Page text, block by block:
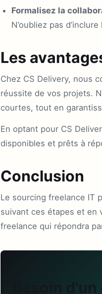
Formalisez la
N’oubliez pas
Les
Chez CS Delivery, nous
réussite de vos projets.
courtes, tout en
En optant pour CS
disponibles et prêts à
Conclusion
Le sourcing freelance IT
suivant ces étapes et en
freelance qui répondra
Besoin